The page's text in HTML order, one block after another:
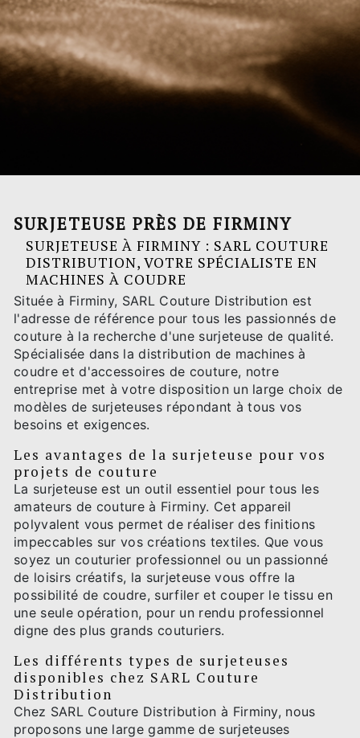
SURJETEUSE PRÈS DE FIRMINY
SURJETEUSE À FIRMINY : SARL COUTURE
DISTRIBUTION, VOTRE SPÉCIALISTE EN
MACHINES À COUDRE
Située à Firminy, SARL Couture Distribution est
l'adresse de référence pour tous les passionnés de
couture à la recherche d'une surjeteuse de qualité.
Spécialisée dans la distribution de machines à
coudre et d'accessoires de couture, notre
entreprise met à votre disposition un large choix de
modèles de surjeteuses répondant à tous vos
besoins et exigences.
Les avantages de la surjeteuse pour vos
projets de couture
La surjeteuse est un outil essentiel pour tous les
amateurs de couture à Firminy. Cet appareil
polyvalent vous permet de réaliser des finitions
impeccables sur vos créations textiles. Que vous
soyez un couturier professionnel ou un passionné
de loisirs créatifs, la surjeteuse vous offre la
possibilité de coudre, surfiler et couper le tissu en
une seule opération, pour un rendu professionnel
digne des plus grands couturiers.
Les différents types de surjeteuses
disponibles chez SARL Couture
Distribution
Chez SARL Couture Distribution à Firminy, nous
proposons une large gamme de surjeteuses